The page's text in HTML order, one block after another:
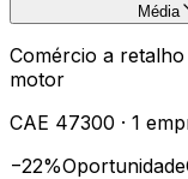
Média
Comércio a
motor
CAE 47300 · 1
−22%Oportunidade